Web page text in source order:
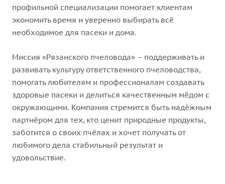
профильной специализации помогает клиентам
экономить время и уверенно выбирать всё
необходимое для пасеки и дома.
Миссия «Рязанского пчеловода» – поддерживать и
развивать культуру ответственного пчеловодства,
помогать любителям и профессионалам создавать
здоровые пасеки и делиться качественным мёдом с
окружающими. Компания стремится быть надёжным
партнёром для тех, кто ценит природные продукты,
заботится о своих пчёлах и хочет получать от
любимого дела стабильный результат и
удовольствие.